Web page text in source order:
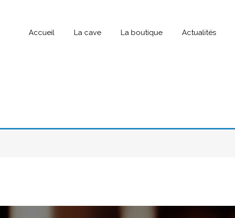
Accueil La cave La boutique Actualités